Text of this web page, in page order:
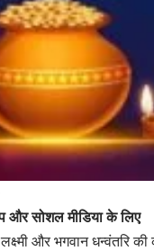
और सोशल मीडिया के लिए
लक्ष्मी और भगवान धन्वंतरि